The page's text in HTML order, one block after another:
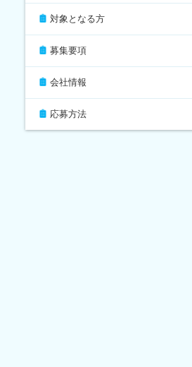
対象となる方
募集要項
会社情報
応募方法